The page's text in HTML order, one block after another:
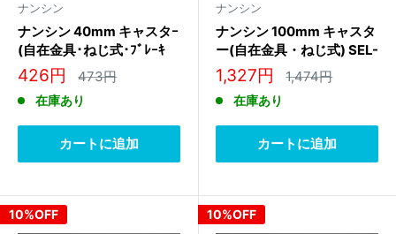
ナンシン
ナンシン 40mm キャスタｰ
(自在金具･ねじ式･ﾌﾞﾚｰｷ
付) SR-40RM S-1 M12
販
価
格
426円 通
価
473円
在庫あり
カートに追加
ナンシン
ナンシン 100mm キャスタ
ー(自在金具・ねじ式) SEL-
100RL M12
販
売
価
格
1,327円 通
常
1,474円
在庫あり
カートに追加
10%OFF 10%OFF